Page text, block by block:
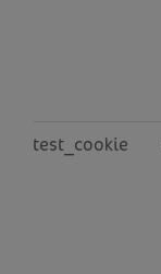
test_cookie